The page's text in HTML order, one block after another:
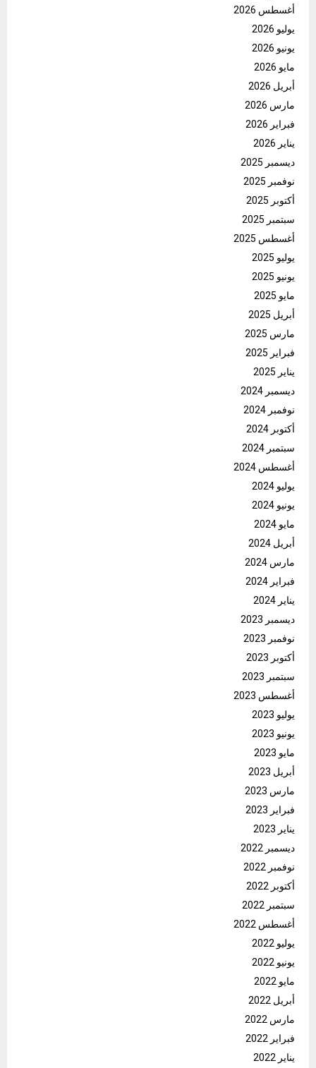
أغسطس 2026
يوليو 2026
يونيو 2026
مايو 2026
أبريل 2026
مارس 2026
فبراير 2026
يناير 2026
ديسمبر 2025
نوفمبر 2025
أكتوبر 2025
سبتمبر 2025
أغسطس 2025
يوليو 2025
يونيو 2025
مايو 2025
أبريل 2025
مارس 2025
فبراير 2025
يناير 2025
ديسمبر 2024
نوفمبر 2024
أكتوبر 2024
سبتمبر 2024
أغسطس 2024
يوليو 2024
يونيو 2024
مايو 2024
أبريل 2024
مارس 2024
فبراير 2024
يناير 2024
ديسمبر 2023
نوفمبر 2023
أكتوبر 2023
سبتمبر 2023
أغسطس 2023
يوليو 2023
يونيو 2023
مايو 2023
أبريل 2023
مارس 2023
فبراير 2023
يناير 2023
ديسمبر 2022
نوفمبر 2022
أكتوبر 2022
سبتمبر 2022
أغسطس 2022
يوليو 2022
يونيو 2022
مايو 2022
أبريل 2022
مارس 2022
فبراير 2022
يناير 2022